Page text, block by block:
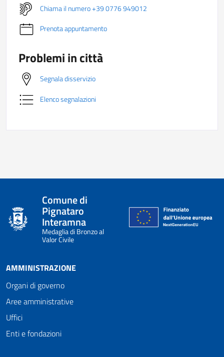
Chiama il numero +39 0776 949012
Prenota appuntamento
Problemi in città
Segnala disservizio
Elenco segnalazioni
Comune di
Pignataro
Interamna
Medaglia di Bronzo al
Valor Civile
AMMINISTRAZIONE
Organi di governo
Aree amministrative
Uffici
Enti e fondazioni